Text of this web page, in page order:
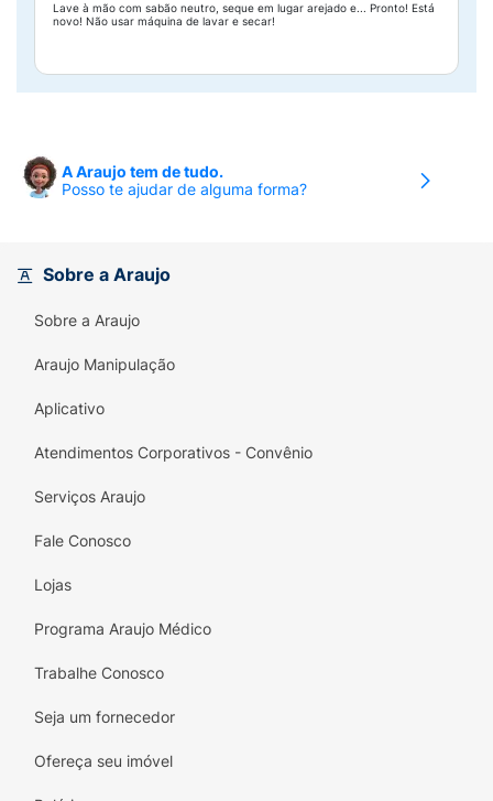
Lave à mão com sabão neutro, seque em lugar arejado e... Pronto! Está
novo! Não usar máquina de lavar e secar!
A Araujo tem de tudo.
Posso te ajudar de alguma forma?
Sobre a Araujo
Sobre a Araujo
Araujo Manipulação
Aplicativo
Atendimentos Corporativos - Convênio
Serviços Araujo
Fale Conosco
Lojas
Programa Araujo Médico
Trabalhe Conosco
Seja um fornecedor
Ofereça seu imóvel